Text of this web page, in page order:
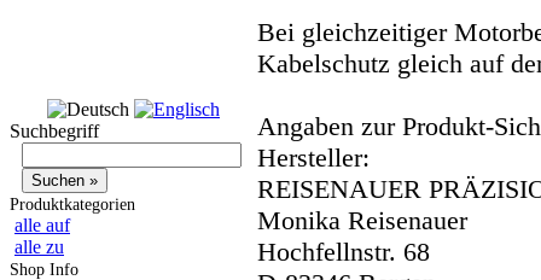
Suchbegriff
Produktkategorien
alle auf
alle zu
Shop Info
Bei gleichzeitiger
Kabelschutz gleich auf
Angaben zur Produkt-
Hersteller:
REISENAUER
Monika Reisenauer
Hochfellnstr. 68